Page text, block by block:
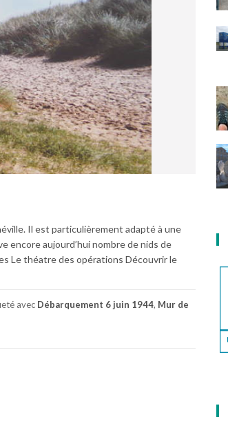
Il est particulièrement adapté à une
encore aujourd’hui nombre de nids de
Le théatre des opérations Découvrir le
avec Débarquement 6 juin 1944, Mur de